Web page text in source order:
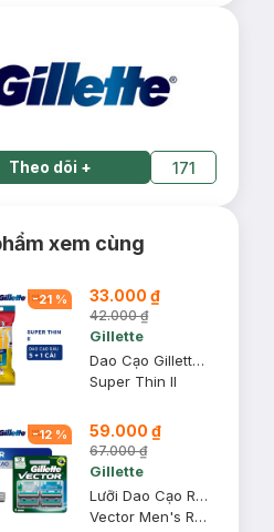
Theo dõi + 171
xem cùng
-21 % 33.000 ₫
42.000 ₫
Gillette
Dao Cạo Gillette Super Thin Cán Vàng (Gói 5 Tặng 1)
Super Thin II
-12 % 59.000 ₫
67.000 ₫
Gillette
Lưỡi Dao Cạo Râu Gillette Vector Vỉ 4 Cái
Vector Men's Razor